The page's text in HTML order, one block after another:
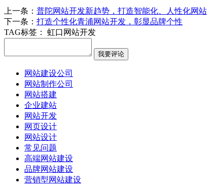
上一条： 普陀网站开发新趋势，打造智能化、人性化网站
下一条： 打造个性化青浦网站开发，彰显品牌个性
TAG标签：
虹口网站开发
网站建设公司
网站制作公司
网站搭建
企业建站
网站开发
网页设计
网站设计
常见问题
高端网站建设
品牌网站建设
营销型网站建设